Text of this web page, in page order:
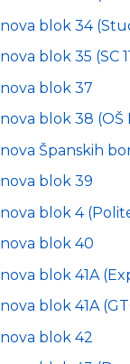
blok 34
blok 35 (SC
blok 37
blok 38 (OŠ
Španskih
blok 39
blok 4
blok 40
blok 41A
blok 41A
blok 42